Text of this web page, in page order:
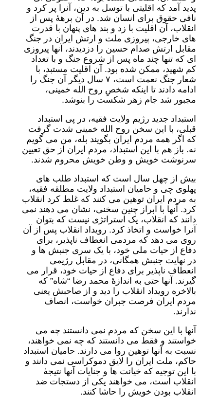
پدید آمد که اقلیتی با توسل به دین، آنرا پر کرد و
نافی حقوق برای انسان شد. در آن برهۀ پس از
انقلاب، آن اقلیت با زد و بند های پنهان با قدرت
های خارجی، پیروزی ملت و ارتش ایران در جنگ
مقابل ارتش صدام حسین را دزدیدند، آنها پیروزی
ای که تنها چند ماه پس از شروع جنگ و با تعداد
کم شهید، ممکن شده بود. آن اقلیت مستبد، با
شعار جنگ نعمت است، ٧ سال دیگر آن جنگ را
ادامه دادند تا اینکه شخصِ روح الله خمینی،
مجبور شد جام زهر شکست را بنوشد.
استبداد جدید رژیم ولایت فقیه، در پی استبداد
قبلی، با این سخن روح الله خمینی شدت گرفت
که اگر همه مردم ایران بگویند بله، من می گویم
نه. باز هم با این استبداد، مردم ایران از حق تعیین
سرنوشت خویش و وطن خویش محروم شدند.
بیش از چهل سال است که استبداد طلب های
پهلوی چی و حامیان استبداد ولایت مطلقه فقیه،
به مردم ایران توهین می کنند که غلط کرد انقلاب
کرد. آنها با ابراز چنین سخنی، نشان می دهند نمی
دانند که انقلاب، یک استراتژی نیست که بتوان
آنرا خواست و اتخاذ کرد. رویداد انقلاب پس از آن
روی می دهد که مردمی انعطاف ناپذیر، برای
دفاع از حیات ملی خود، با یک سری جنبش ها و
در نهایت جنبش همگانی، در مقابل رژیمی
انعطاف ناپذیر برای دفاع از حیات خود، قرار می
گیرند. آنها حتی به اندازۀ محمد رضا “شاه” که
بالاخره رویداد انقلاب را دید و از صاحبش یعنی
مردم ایران فرصت جبران خواست، انصاف
ندارند.
آنها با این سخن که مردم نمی دانستند چه می
خواستند و فقط می دانستند که چه نمی خواهند،
نسبت به آنها توهین روا می دارند. حامیان استبداد
حاکم، ملت ایران را لایق دموکراسی نمی دانند و
با این توجیه که خیانت ها و جنایات آنها نتیجۀ
انقلاب است، می خواهند یکی از دستجات ضد
انقلاب بودن خویش را حاشا کنند.